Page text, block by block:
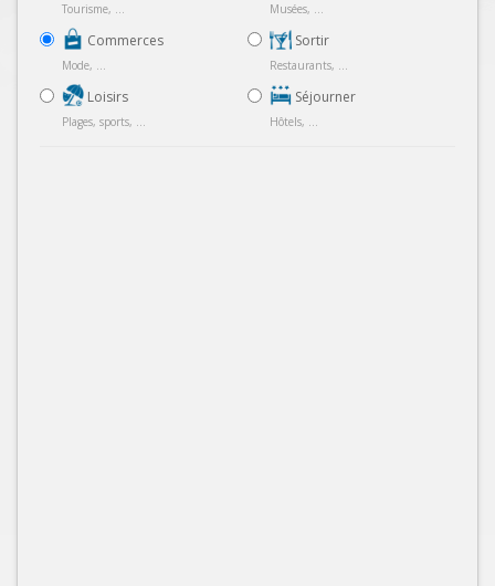
Tourisme, ...
Commerces
Mode, ...
Loisirs
Plages, sports, ...
Musées, ...
Sortir
Restaurants, ...
Séjourner
Hôtels, ...